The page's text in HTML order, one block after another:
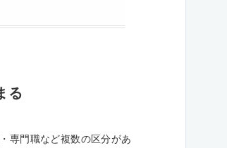
る
専門職など複数の区分があ